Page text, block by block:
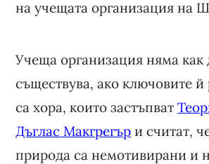
на учещата организация на
Учеща организация няма как
съществува, ако ключовите й
са хора, които застъпват
Дъглас Макгрегър и считат,
природа са немотивирани и